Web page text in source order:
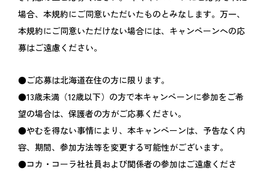
場合、本規約にご同意いただいたものとみなします。万一、
本規約にご同意いただけない場合には、キャンペーンへの応
募はご遠慮ください。
●ご応募は北海道在住の方に限ります。
●13歳未満（12歳以下）の方で本キャンペーンに参加をご希
望の場合は、保護者の方がご応募ください。
●やむを得ない事情により、本キャンペーンは、予告なく内
容、期間、参加方法等を変更する可能性がございます。
●コカ・コーラ社社員および関係者の参加はご遠慮くださ